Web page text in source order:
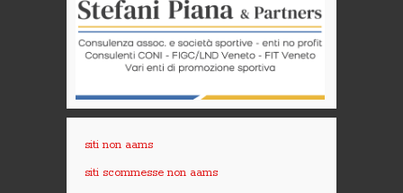
siti non aams
siti scommesse non aams